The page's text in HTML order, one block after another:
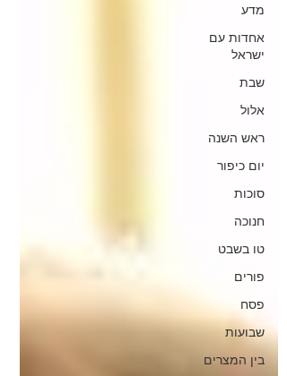
מדע
אחדות עם
ישראל
שבת
אלול
ראש השנה
יום כיפור
סוכות
חנוכה
טו בשבט
פורים
פסח
שבועות
בין המצרים